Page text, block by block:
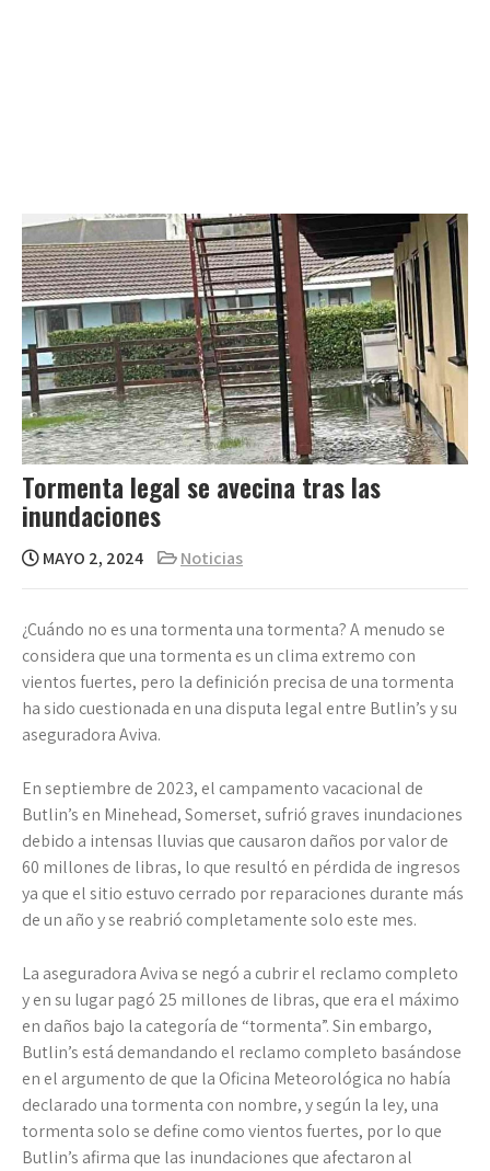
Tormenta legal se avecina tras las
inundaciones
MAYO 2, 2024 Noticias
¿Cuándo no es una tormenta una tormenta? A menudo se
considera que una tormenta es un clima extremo con
vientos fuertes, pero la definición precisa de una tormenta
ha sido cuestionada en una disputa legal entre Butlin’s y su
aseguradora Aviva.
En septiembre de 2023, el campamento vacacional de
Butlin’s en Minehead, Somerset, sufrió graves inundaciones
debido a intensas lluvias que causaron daños por valor de
60 millones de libras, lo que resultó en pérdida de ingresos
ya que el sitio estuvo cerrado por reparaciones durante más
de un año y se reabrió completamente solo este mes.
La aseguradora Aviva se negó a cubrir el reclamo completo
y en su lugar pagó 25 millones de libras, que era el máximo
en daños bajo la categoría de “tormenta”. Sin embargo,
Butlin’s está demandando el reclamo completo basándose
en el argumento de que la Oficina Meteorológica no había
declarado una tormenta con nombre, y según la ley, una
tormenta solo se define como vientos fuertes, por lo que
Butlin’s afirma que las inundaciones que afectaron al